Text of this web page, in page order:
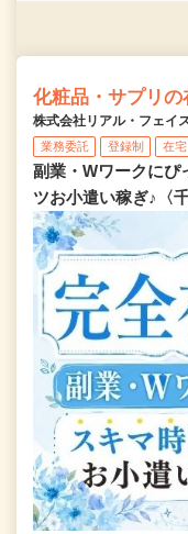
化粧品・サプリの
株式会社リアル・フェイ
業務委託 登録制 在
副業・Wワークにぴ
ツお小遣い稼ぎ♪〈千